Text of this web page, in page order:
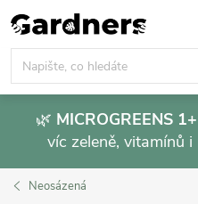
Přejít
na
obsah
🌿 MICROGREENS
víc zeleně, vitamínů
Neosázená